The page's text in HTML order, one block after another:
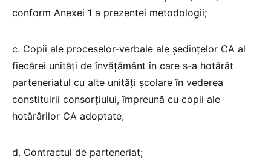
conform Anexei 1 a prezentei metodologii;
c. Copii ale proceselor-verbale ale şedinţelor CA al
fiecărei unităţi de învățământ în care s-a hotărât
parteneriatul cu alte unităţi şcolare în vederea
constituirii consorţiului, împreună cu copii ale
hotărârilor CA adoptate;
d. Contractul de parteneriat;